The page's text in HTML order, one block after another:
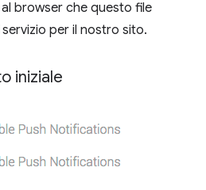
browser che questo file
per il nostro sito.
iniziale